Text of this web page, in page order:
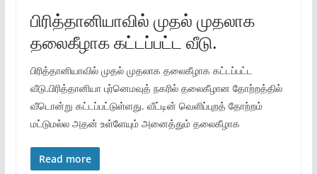
பிரித்தானியாவில் முதல் முதலாக
தலைகீழாக கட்டப்பட்ட வீடு.
பிரித்தானியாவில் முதல் முதலாக தலைகீழாக கட்டப்பட்ட
வீடு.பிரித்தானியா புர்னெமவுத் நகரில் தலைகீழான தோற்றத்தில்
வீடொன்று கட்டப்பட்டுள்ளது. வீட்டின் வெளிப்புறத் தோற்றம்
மட்டுமல்ல அதன் உள்ளேயும் அனைத்தும் தலைகீழாக
Read more